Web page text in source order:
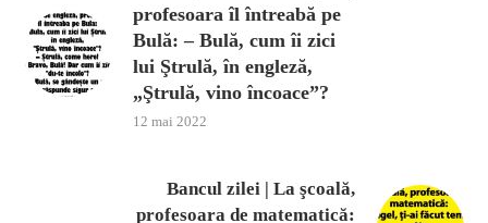
profesoara îl întreabă pe
Bulă: – Bulă, cum îi zici
lui Ştrulă, în engleză,
„Ştrulă, vino încoace”?
12 mai 2022
Bancul zilei | La şcoală,
profesoara de matematică: